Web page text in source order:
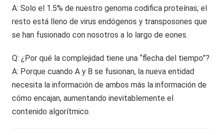
A: Solo el 1.5% de nuestro genoma codifica proteínas; el
resto está lleno de virus endógenos y transposones que
se han fusionado con nosotros a lo largo de eones.
Q: ¿Por qué la complejidad tiene una “flecha del tiempo”?
A: Porque cuando A y B se fusionan, la nueva entidad
necesita la información de ambos más la información de
cómo encajan, aumentando inevitablemente el
contenido algorítmico.